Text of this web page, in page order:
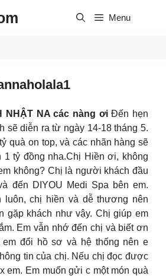
Menu
NHẬT NA các nàng ơiĐến hẹn
sẽ diễn ra từ ngày 14-18 tháng 5.
quà on top, và các nhãn hàng sẽ
1 tỷ đồng nha.Chị Hiền ơi, không
không? Chị là người khách đầu
đến DIYOU Medi Spa bên em.
luôn, chị hiền và dễ thương nên
gặp khách như vậy. Chị giúp em
Em vẫn nhớ đến chị và biết ơn
em đổi hồ sơ và hệ thống nên e
tin của chị. Nếu chị đọc được
em. Em muốn gửi c một món quà